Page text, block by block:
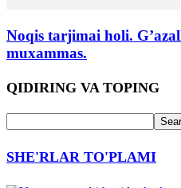
Noqis tarjimai holi.
muxammas.
QIDIRING VA TOPING
SHE'RLAR TO'PLAMI